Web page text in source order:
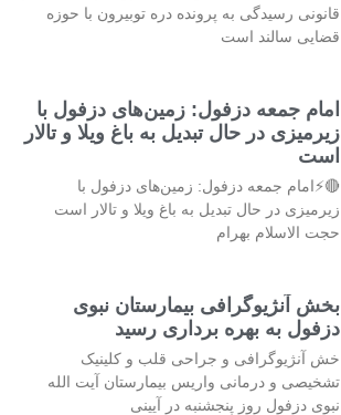
قانونی رسیدگی به پرونده دره توبیرون با حوزه
قضایی سالند است
امام جمعه دزفول: زمین‌های دزفول با
زیرمیزی در حال تبدیل به باغ ویلا و تالار
است
🔴⚡امام جمعه دزفول: زمین‌های دزفول با
زیرمیزی در حال تبدیل به باغ ویلا و تالار است
حجت الاسلام بهرام
بخش آنژیوگرافی بیمارستان نبوی
دزفول به بهره برداری رسید
خش آنژیوگرافی و جراحی قلب و کلینیک
تشخیصی و درمانی واریس بیمارستان آیت الله
نبوی دزفول روز پنجشنبه در آیینی